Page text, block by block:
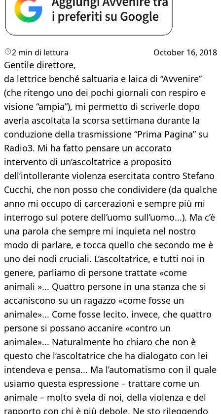
2 min di lettura October 16, 2018
Gentile direttore,
da lettrice benché saltuaria e laica di “Avvenire”
(che ritengo uno dei pochi giornali con respiro e
visione “ampia”), mi permetto di scriverle dopo
averla ascoltata la scorsa settimana durante la
conduzione della trasmissione “Prima Pagina” su
Radio3. Mi ha fatto pensare un accorato
intervento di un’ascoltatrice a proposito
dell’intollerante violenza esercitata contro Stefano
Cucchi, che non posso che condividere (da qualche
anno mi occupo di carcerazioni e sempre più mi
interrogo sul potere dell’uomo sull’uomo...). Ma c’è
una parola che sempre mi inquieta nel nostro
modo di parlare, e tocca quello che secondo me è
uno dei nodi cruciali. L’ascoltatrice, e tutti noi in
genere, parliamo di persone trattate «come
animali »... Quattro persone in una stanza che si
accaniscono su un ragazzo «come fosse un
animale»... Come fosse lecito, invece, che quattro
persone si possano accanire «contro un
animale»... Naturalmente ho chiaro che non è
questo che l’ascoltatrice che ha dialogato con lei
intendeva e pensa... Ma l’automatismo con il quale
usiamo questa espressione – trattare come un
animale – molto svela di noi, della violenza e del
rapporto con chi è più debole. Ne sto rileggendo